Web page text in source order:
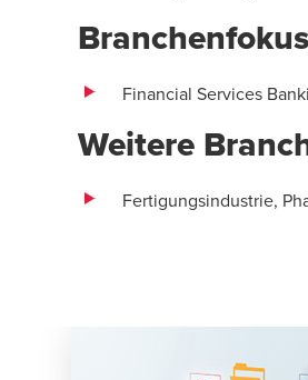
Branchenfokus
Financial Services
Weitere
Fertigungsindustrie,